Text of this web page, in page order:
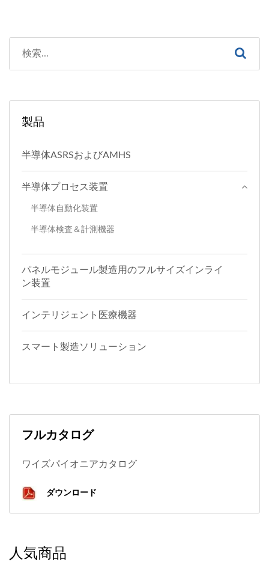
製品
半導体ASRSおよびAMHS
半導体プロセス装置
半導体自動化装置
半導体検査＆計測機器
パネルモジュール製造用のフルサイズインライ
ン装置
インテリジェント医療機器
スマート製造ソリューション
フルカタログ
ワイズパイオニアカタログ
ダウンロード
人気商品